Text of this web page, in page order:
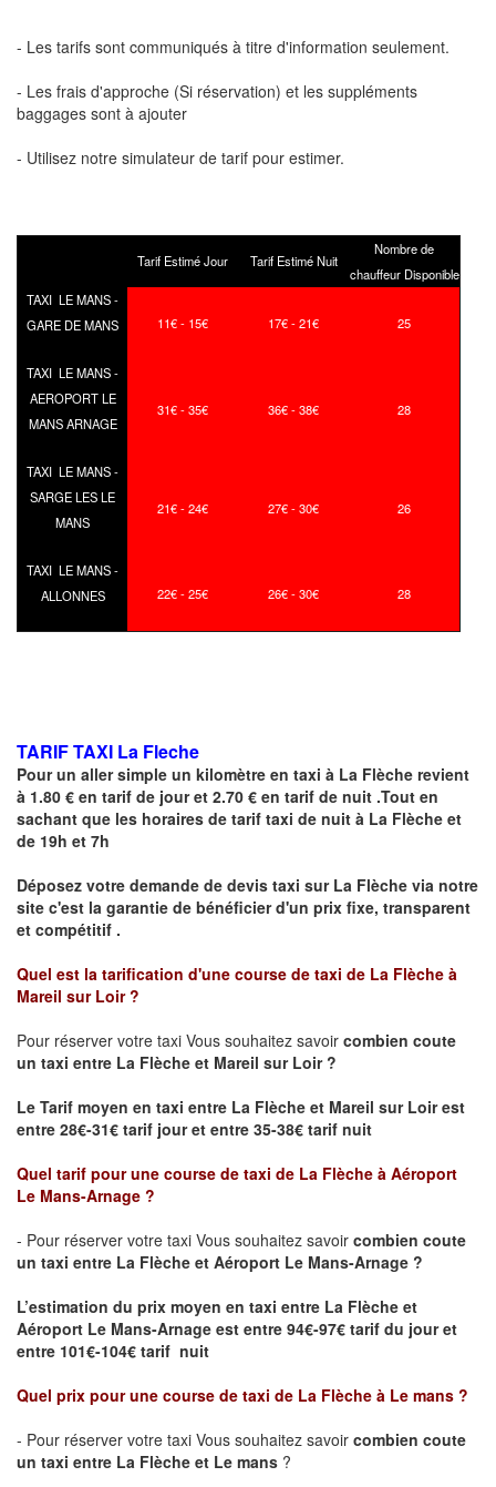
- Les tarifs sont communiqués à titre d'information seulement.
- Les frais d'approche (Si réservation) et les suppléments
baggages sont à ajouter
- Utilisez notre simulateur de tarif pour estimer.
Tarif Estimé Jour Tarif Estimé Nuit
Nombre de
chauffeur Disponible
TAXI LE MANS -
GARE DE MANS
11€ - 15€ 17€ - 21€ 25
TAXI LE MANS -
AEROPORT LE
MANS ARNAGE
31€ - 35€ 36€ - 38€ 28
TAXI LE MANS -
SARGE LES LE
MANS
21€ - 24€ 27€ - 30€ 26
TAXI LE MANS -
ALLONNES
22€ - 25€ 26€ - 30€ 28
TARIF TAXI La Fleche
Pour un aller simple un kilomètre en taxi à La Flèche revient
à 1.80 € en tarif de jour et 2.70 € en tarif de nuit .Tout en
sachant que les horaires de tarif taxi de nuit à La Flèche et
de 19h et 7h
Déposez votre demande de devis taxi sur La Flèche via notre
site c'est la garantie de bénéficier d'un prix fixe, transparent
et compétitif .
Quel est la tarification d'une course de taxi de La Flèche à
Mareil sur Loir ?
Pour réserver votre taxi Vous souhaitez savoir combien coute
un taxi entre La Flèche et Mareil sur Loir ?
Le Tarif moyen en taxi entre La Flèche et Mareil sur Loir est
entre 28€-31€ tarif jour et entre 35-38€ tarif nuit
Quel tarif pour une course de taxi de La Flèche à Aéroport
Le Mans-Arnage ?
- Pour réserver votre taxi Vous souhaitez savoir combien coute
un taxi entre La Flèche et Aéroport Le Mans-Arnage ?
L’estimation du prix moyen en taxi entre La Flèche et
Aéroport Le Mans-Arnage est entre 94€-97€ tarif du jour et
entre 101€-104€ tarif nuit
Quel prix pour une course de taxi de La Flèche à Le mans ?
- Pour réserver votre taxi Vous souhaitez savoir combien coute
un taxi entre La Flèche et Le mans ?